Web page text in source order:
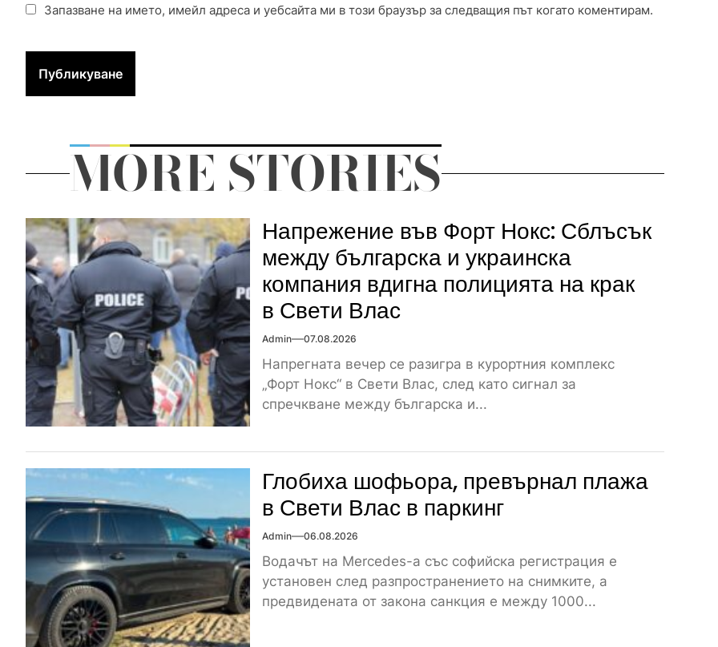
Запазване на името, имейл адреса и уебсайта ми в този браузър за следващия път когато коментирам.
MORE STORIES
Напрежение във Форт Нокс: Сблъсък
между българска и украинска
компания вдигна полицията на крак
в Свети Влас
Admin 07.08.2026
Напрегната вечер се разигра в курортния комплекс
„Форт Нокс“ в Свети Влас, след като сигнал за
спречкване между българска и...
Глобиха шофьора, превърнал плажа
в Свети Влас в паркинг
Admin 06.08.2026
Водачът на Mercedes-а със софийска регистрация е
установен след разпространението на снимките, а
предвидената от закона санкция е между 1000...